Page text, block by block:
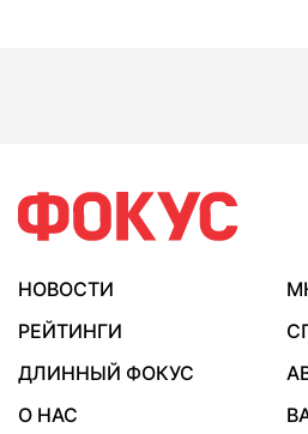
НОВОСТИ
РЕЙТИНГИ
ДЛИННЫЙ ФОКУС
О НАС